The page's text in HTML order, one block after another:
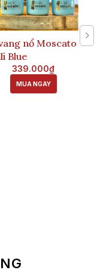
nổ Moscato
Blue
339.000₫
MUA NGAY